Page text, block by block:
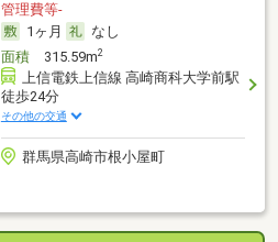
管理費等-
1ヶ月
なし
面積315.59m2
上信電鉄上信線 高崎商科大学前駅
徒歩24分
その他の交通
群馬県高崎市根小屋町